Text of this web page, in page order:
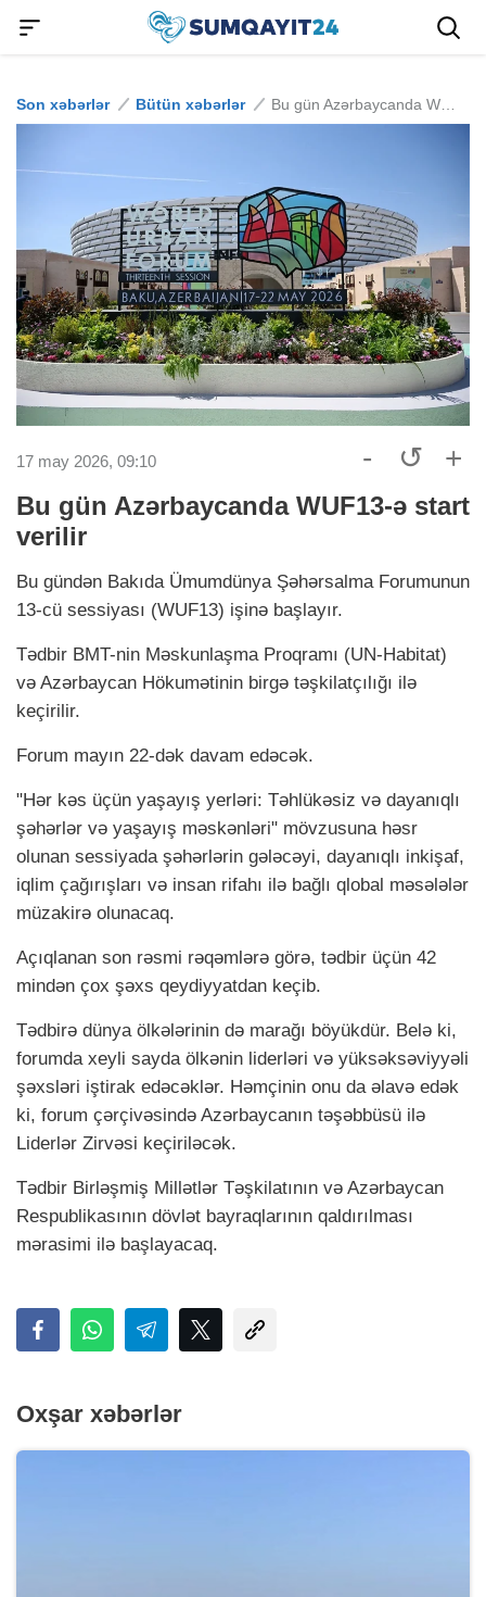
Son xəbərlər Bütün xəbərlər
17 may 2026, 09:10 - ↺ +
Bu gün Azərbaycanda WUF13-ə start
verilir
Bu gündən Bakıda Ümumdünya Şəhərsalma Forumunun
13-cü sessiyası (WUF13) işinə başlayır.
Tədbir BMT-nin Məskunlaşma Proqramı (UN-Habitat)
və Azərbaycan Hökumətinin birgə təşkilatçılığı ilə
keçirilir.
Forum mayın 22-dək davam edəcək.
"Hər kəs üçün yaşayış yerləri: Təhlükəsiz və dayanıqlı
şəhərlər və yaşayış məskənləri" mövzusuna həsr
olunan sessiyada şəhərlərin gələcəyi, dayanıqlı inkişaf,
iqlim çağırışları və insan rifahı ilə bağlı qlobal məsələlər
müzakirə olunacaq.
Açıqlanan son rəsmi rəqəmlərə görə, tədbir üçün 42
mindən çox şəxs qeydiyyatdan keçib.
Tədbirə dünya ölkələrinin də marağı böyükdür. Belə ki,
forumda xeyli sayda ölkənin liderləri və yüksəksəviyyəli
şəxsləri iştirak edəcəklər. Həmçinin onu da əlavə edək
ki, forum çərçivəsində Azərbaycanın təşəbbüsü ilə
Liderlər Zirvəsi keçiriləcək.
Tədbir Birləşmiş Millətlər Təşkilatının və Azərbaycan
Respublikasının dövlət bayraqlarının qaldırılması
mərasimi ilə başlayacaq.
Oxşar xəbərlər